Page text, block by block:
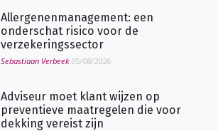
Allergenenmanagement: een
onderschat risico voor de
verzekeringssector
Sebastiaan Verbeek 05/08/2026
Adviseur moet klant wijzen op
preventieve maatregelen die voor
dekking vereist zijn